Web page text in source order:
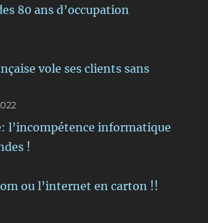
80 ans d’occupation
vole ses clients sans
l’incompétence informatique
!
ou l’internet en carton !!